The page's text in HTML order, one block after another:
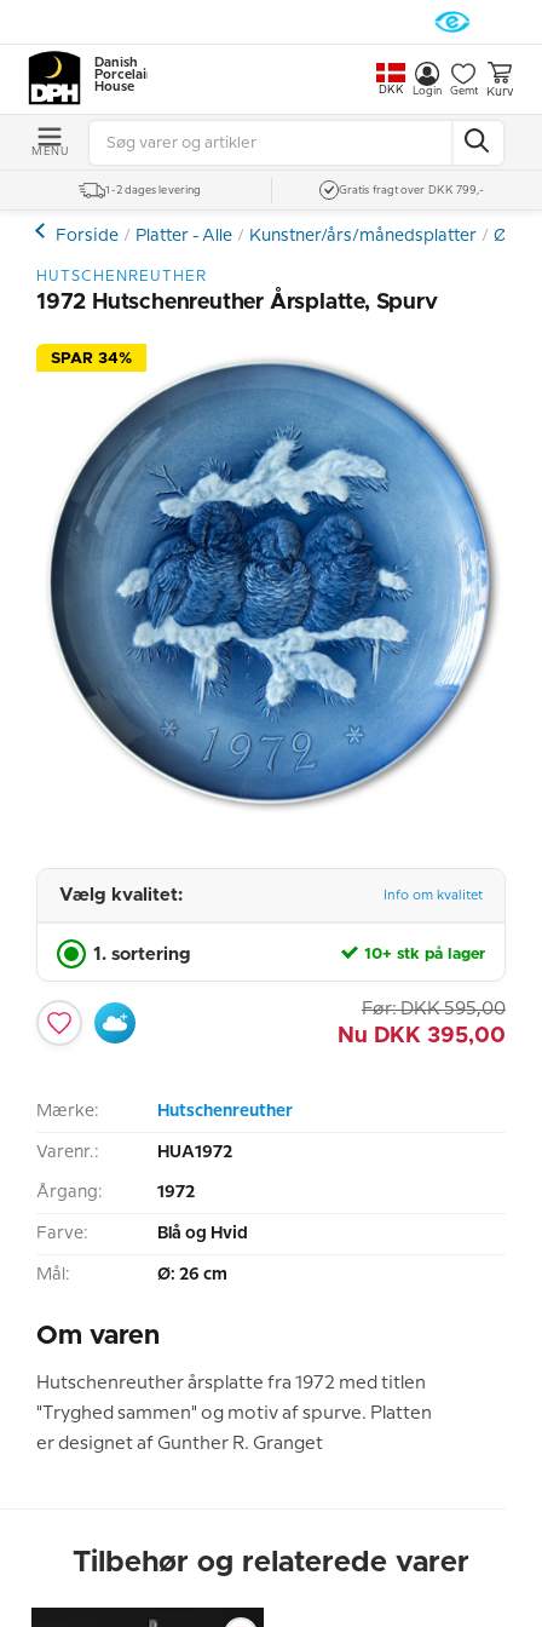
Danish
Porcelain
House
DKK Login Gemt Kurv
MENU
1-2 dages levering Gratis fragt over DKK 799,-
Forside Platter - Alle Kunstner/års/månedsplatter
HUTSCHENREUTHER
1972 Hutschenreuther Årsplatte, Spurv
SPAR 34%
Vælg kvalitet: Info om kvalitet
1. sortering 10+ stk på lager
Før: DKK 595,00
Nu DKK 395,00
Mærke: Hutschenreuther
Varenr.: HUA1972
Årgang: 1972
Farve: Blå og Hvid
Mål: Ø: 26 cm
Om varen
Hutschenreuther årsplatte fra 1972 med titlen
"Tryghed sammen" og motiv af spurve. Platten
er designet af Gunther R. Granget
Tilbehør og relaterede varer